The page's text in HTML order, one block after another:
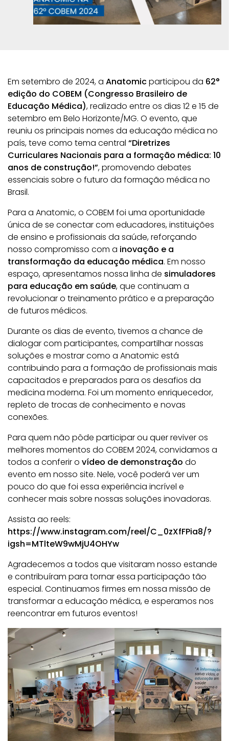
Em setembro de 2024, a Anatomicparticipou da 62°
edição do COBEM (Congresso Brasileiro de
Educação Médica), realizado entre os dias 12 e 15 de
setembro em Belo Horizonte/MG. O evento, que
reuniu os principais nomes da educação médica no
país, teve como tema central “Diretrizes
Curriculares Nacionais para a formação médica: 10
anos de construção!”, promovendo debates
essenciais sobre o futuro da formação médica no
Brasil.
Para a Anatomic, o COBEM foi uma oportunidade
única de se conectar com educadores, instituições
de ensino e profissionais da saúde, reforçando
nosso compromisso com a inovação e a
transformação da educação médica. Em nosso
espaço, apresentamos nossa linha de simuladores
para educação em saúde, que continuam a
revolucionar o treinamento prático e a preparação
de futuros médicos.
Durante os dias de evento, tivemos a chance de
dialogar com participantes, compartilhar nossas
soluções e mostrar como a Anatomic está
contribuindo para a formação de profissionais mais
capacitados e preparados para os desafios da
medicina moderna. Foi um momento enriquecedor,
repleto de trocas de conhecimento e novas
conexões.
Para quem não pôde participar ou quer reviver os
melhores momentos do COBEM 2024, convidamos a
todos a conferir o vídeo de demonstração do
evento em nosso site. Nele, você poderá ver um
pouco do que foi essa experiência incrível e
conhecer mais sobre nossas soluções inovadoras.
Assista ao reels:
https://www.instagram.com/reel/C_0zXfFPia8/?
igsh=MTlteW9wMjU4OHYw
Agradecemos a todos que visitaram nosso estande
e contribuíram para tornar essa participação tão
especial. Continuamos firmes em nossa missão de
transformar a educação médica, e esperamos nos
reencontrar em futuros eventos!